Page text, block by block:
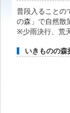
普段入ることの
の森」で自然散
※少雨決行、荒
いきものの森